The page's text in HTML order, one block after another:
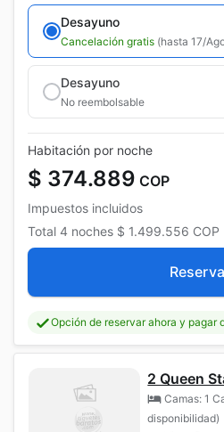
Desayuno
Cancelación gratis (hasta 17/
Desayuno
No reembolsable
Habitación por noche
$ 374.889 COP
Impuestos incluidos
Total 4 noches $ 1.499.556 COP
Opción de reservar ahora y pagar
2 Queen
Camas: 1
disponibilidad)